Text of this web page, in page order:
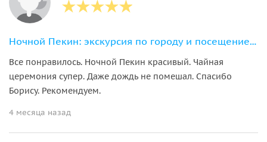
Ночной Пекин: экскурсия по городу и посещение китайского цирка
Все понравилось. Ночной Пекин красивый. Чайная
церемония супер. Даже дождь не помешал. Спасибо
Борису. Рекомендуем.
4 месяца назад